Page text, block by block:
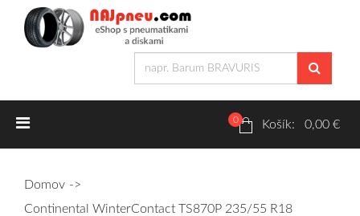
Letné pneumatiky 0 Košík: 0,00 €
Domov
Continental WinterContact TS870P 235/55 R18